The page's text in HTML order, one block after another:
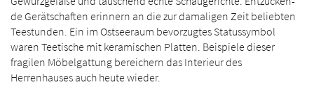
de Gerätschaften erinnern an die zur damaligen Zeit beliebten
Tee­stunden. Ein im Ostseeraum bevorzugtes Statussymbol
waren Teetische mit keramischen Platten. Beispiele dieser
fragilen Möbelgattung bereichern das Inte­rieur des
Herrenhauses auch heute wieder.